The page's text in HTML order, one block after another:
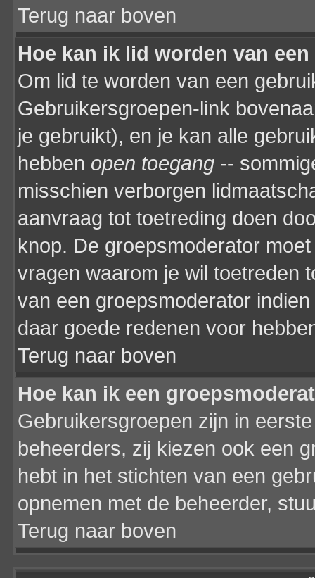
Terug naar boven
Hoe kan ik lid worden van
Om lid te worden van een
Gebruikersgroepen-link
je gebruikt), en je kan alle
hebben open toegang --
misschien verborgen
aanvraag tot toetreding doen
knop. De groepsmoderator
vragen waarom je wil toetreden
van een groepsmoderator
daar goede redenen voor
Terug naar boven
Hoe kan ik een
Gebruikersgroepen zijn in
beheerders, zij kiezen ook een
hebt in het stichten van een
opnemen met de beheerder,
Terug naar boven